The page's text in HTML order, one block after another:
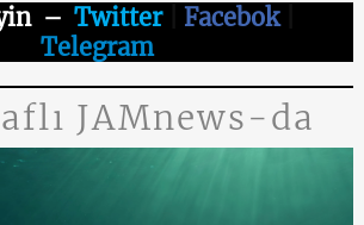
– Twitter| Facebok
Telegram
JAMnews-da